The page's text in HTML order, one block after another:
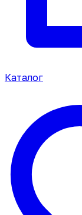
Каталог